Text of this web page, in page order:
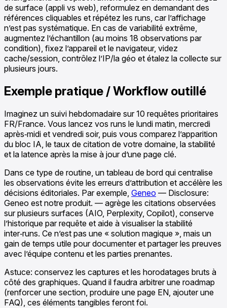
de surface (appli vs web), reformulez en demandant des
références cliquables et répétez les runs, car l’affichage
n’est pas systématique. En cas de variabilité extrême,
augmentez l’échantillon (au moins 18 observations par
condition), fixez l’appareil et le navigateur, videz
cache/session, contrôlez l’IP/la géo et étalez la collecte sur
plusieurs jours.
Exemple pratique / Workflow outillé
Imaginez un suivi hebdomadaire sur 10 requêtes prioritaires
FR/France. Vous lancez vos runs le lundi matin, mercredi
après‑midi et vendredi soir, puis vous comparez l’apparition
du bloc IA, le taux de citation de votre domaine, la stabilité
et la latence après la mise à jour d’une page clé.
Dans ce type de routine, un tableau de bord qui centralise
les observations évite les erreurs d’attribution et accélère les
décisions éditoriales. Par exemple, Geneo — Disclosure:
Geneo est notre produit. — agrège les citations observées
sur plusieurs surfaces (AIO, Perplexity, Copilot), conserve
l’historique par requête et aide à visualiser la stabilité
inter‑runs. Ce n’est pas une « solution magique », mais un
gain de temps utile pour documenter et partager les preuves
avec l’équipe contenu et les parties prenantes.
Astuce: conservez les captures et les horodatages bruts à
côté des graphiques. Quand il faudra arbitrer une roadmap
(renforcer une section, produire une page EN, ajouter une
FAQ), ces éléments tangibles feront foi.